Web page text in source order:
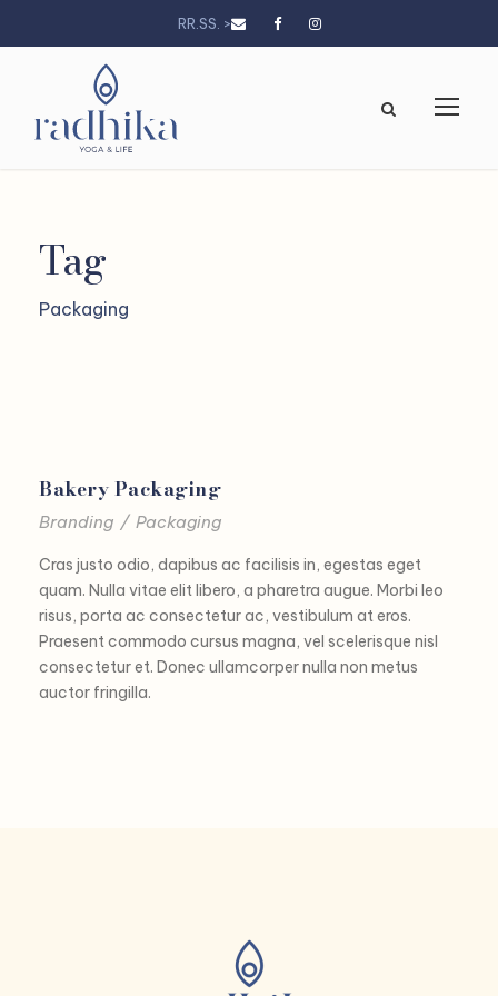
RR.SS. >
Tag
Packaging
Bakery Packaging
Branding / Packaging
Cras justo odio, dapibus ac facilisis in, egestas eget
quam. Nulla vitae elit libero, a pharetra augue. Morbi leo
risus, porta ac consectetur ac, vestibulum at eros.
Praesent commodo cursus magna, vel scelerisque nisl
consectetur et. Donec ullamcorper nulla non metus
auctor fringilla.